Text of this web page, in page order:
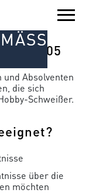
05 0705
Absolventen
die sich
Schweißer.
über die
möchten